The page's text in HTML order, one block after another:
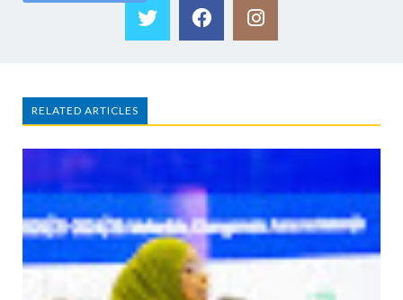
RELATED ARTICLES